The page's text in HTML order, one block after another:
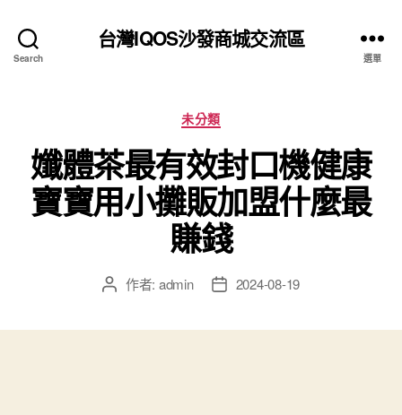
Search
台灣IQOS沙發商城交流區
選單
分
類
未分類
孅體茶最有效封口機健康
寶寶用小攤販加盟什麼最
賺錢
文 作者: admin
文 2024-08-19